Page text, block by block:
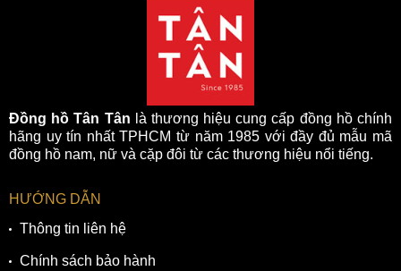
được cải tiến dựa trên các dòng đồng hồ Chronograph hỗ
trợ người dùng đo được vận tốc di chuyển. Thêm vào đó, để
bảo vệ mặt số trước các tác động ngoại lực là lớp kính
khoáng cứng cáp giúp người dùng yên tâm sử dụng.
Đồng hồ Tân Tân là thương hiệu cung cấp đồng hồ chính
hãng uy tín nhất TPHCM từ năm 1985 với đầy đủ mẫu mã
đồng hồ nam, nữ và cặp đôi từ các thương hiệu nổi tiếng.
HƯỚNG DẪN
Thông tin liên hệ
Chính sách bảo hành